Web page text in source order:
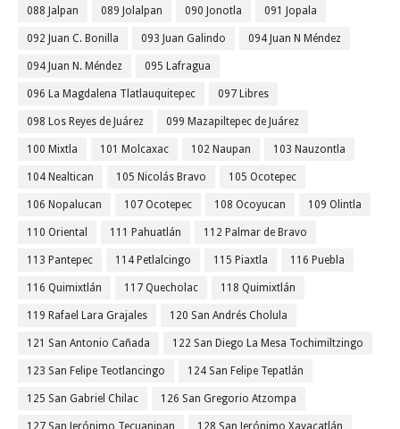
088 Jalpan 089 Jolalpan 090 Jonotla 091 Jopala
092 Juan C. Bonilla 093 Juan Galindo 094 Juan N Méndez
094 Juan N. Méndez 095 Lafragua
096 La Magdalena Tlatlauquitepec 097 Libres
098 Los Reyes de Juárez 099 Mazapiltepec de Juárez
100 Mixtla 101 Molcaxac 102 Naupan 103 Nauzontla
104 Nealtican 105 Nicolás Bravo 105 Ocotepec
106 Nopalucan 107 Ocotepec 108 Ocoyucan 109 Olintla
110 Oriental 111 Pahuatlán 112 Palmar de Bravo
113 Pantepec 114 Petlalcingo 115 Piaxtla 116 Puebla
116 Quimixtlán 117 Quecholac 118 Quimixtlán
119 Rafael Lara Grajales 120 San Andrés Cholula
121 San Antonio Cañada 122 San Diego La Mesa Tochimiltzingo
123 San Felipe Teotlancingo 124 San Felipe Tepatlán
125 San Gabriel Chilac 126 San Gregorio Atzompa
127 San Jerónimo Tecuanipan 128 San Jerónimo Xayacatlán